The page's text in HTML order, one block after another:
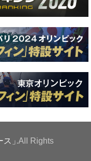
ス」.All Rights